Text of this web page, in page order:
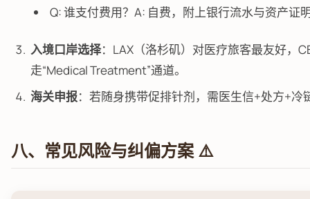
Q: 谁支付费用？A: 自费，附上银行流水与资产证
入境口岸选择：LAX（洛杉矶）对医疗旅客最友好，
走“Medical Treatment”通道。
海关申报：若随身携带促排针剂，需医生信+处方+
八、常见风险与纠偏方案 ⚠️